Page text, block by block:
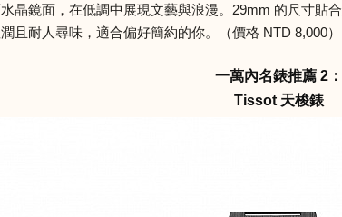
晶鏡面，在低調中展現文藝與浪漫。29mm 的尺寸貼
且耐人尋味，適合偏好簡約的你。（價格 NTD 8,000）
一萬內名錶推薦 2：
Tissot 天梭錶